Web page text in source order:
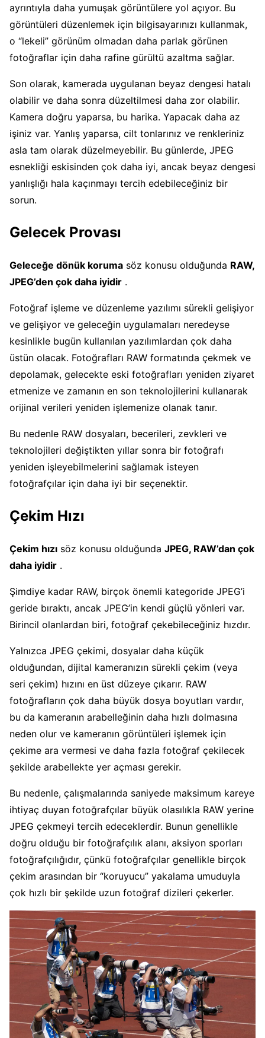
ayrıntıyla daha yumuşak görüntülere yol açıyor. Bu
görüntüleri düzenlemek için bilgisayarınızı kullanmak,
o “lekeli” görünüm olmadan daha parlak görünen
fotoğraflar için daha rafine gürültü azaltma sağlar.
Son olarak, kamerada uygulanan beyaz dengesi hatalı
olabilir ve daha sonra düzeltilmesi daha zor olabilir.
Kamera doğru yaparsa, bu harika. Yapacak daha az
işiniz var. Yanlış yaparsa, cilt tonlarınız ve renkleriniz
asla tam olarak düzelmeyebilir. Bu günlerde, JPEG
esnekliği eskisinden çok daha iyi, ancak beyaz dengesi
yanlışlığı hala kaçınmayı tercih edebileceğiniz bir
sorun.
Gelecek Provası
Geleceğe dönük koruma söz konusu olduğunda RAW,
JPEG’den çok daha iyidir .
Fotoğraf işleme ve düzenleme yazılımı sürekli gelişiyor
ve gelişiyor ve geleceğin uygulamaları neredeyse
kesinlikle bugün kullanılan yazılımlardan çok daha
üstün olacak. Fotoğrafları RAW formatında çekmek ve
depolamak, gelecekte eski fotoğrafları yeniden ziyaret
etmenize ve zamanın en son teknolojilerini kullanarak
orijinal verileri yeniden işlemenize olanak tanır.
Bu nedenle RAW dosyaları, becerileri, zevkleri ve
teknolojileri değiştikten yıllar sonra bir fotoğrafı
yeniden işleyebilmelerini sağlamak isteyen
fotoğrafçılar için daha iyi bir seçenektir.
Çekim Hızı
Çekim hızı söz konusu olduğunda JPEG, RAW’dan çok
daha iyidir .
Şimdiye kadar RAW, birçok önemli kategoride JPEG’i
geride bıraktı, ancak JPEG’in kendi güçlü yönleri var.
Birincil olanlardan biri, fotoğraf çekebileceğiniz hızdır.
Yalnızca JPEG çekimi, dosyalar daha küçük
olduğundan, dijital kameranızın sürekli çekim (veya
seri çekim) hızını en üst düzeye çıkarır. RAW
fotoğrafların çok daha büyük dosya boyutları vardır,
bu da kameranın arabelleğinin daha hızlı dolmasına
neden olur ve kameranın görüntüleri işlemek için
çekime ara vermesi ve daha fazla fotoğraf çekilecek
şekilde arabellekte yer açması gerekir.
Bu nedenle, çalışmalarında saniyede maksimum kareye
ihtiyaç duyan fotoğrafçılar büyük olasılıkla RAW yerine
JPEG çekmeyi tercih edeceklerdir. Bunun genellikle
doğru olduğu bir fotoğrafçılık alanı, aksiyon sporları
fotoğrafçılığıdır, çünkü fotoğrafçılar genellikle birçok
çekim arasından bir “koruyucu” yakalama umuduyla
çok hızlı bir şekilde uzun fotoğraf dizileri çekerler.